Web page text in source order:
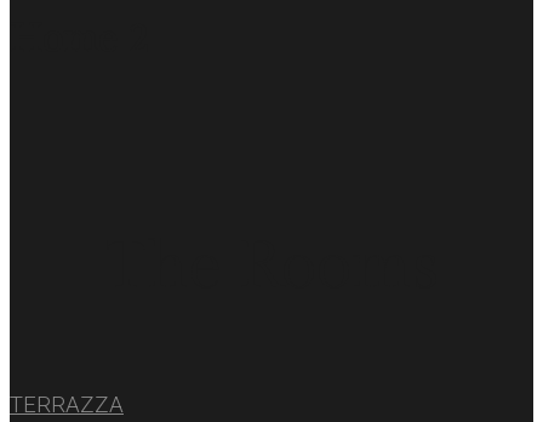
TERRAZZA